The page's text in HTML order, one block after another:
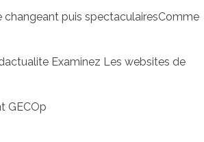
puis spectaculairesComme
Examinez Les websites de
GECOp